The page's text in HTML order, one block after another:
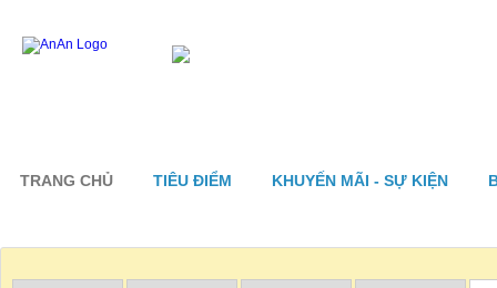
TRANG CHỦ TIÊU ĐIỂM KHUYẾN MÃI - SỰ KIỆN